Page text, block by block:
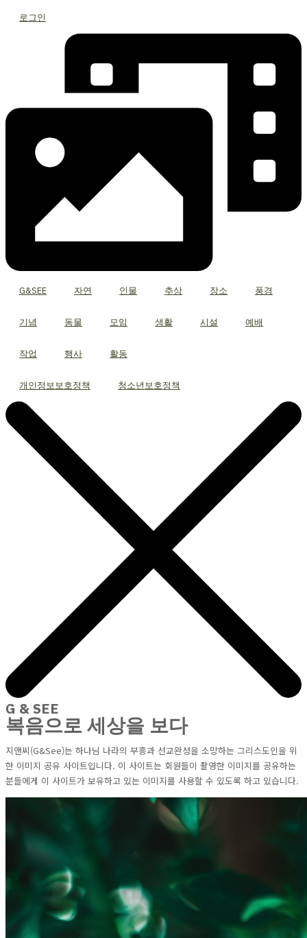
로그인
G&SEE 자연 인물 추상 장소 풍경
기념 동물 모임 생활 시설 예배
작업 행사 활동
개인정보보호정책 청소년보호정책
G & SEE
복음으로 세상을 보다
지앤씨(G&See)는 하나님 나라의 부흥과 선교완성을 소망하는 그리스도인을 위
한 이미지 공유 사이트입니다. 이 사이트는 회원들이 촬영한 이미지를 공유하는
분들에게 이 사이트가 보유하고 있는 이미지를 사용할 수 있도록 하고 있습니다.